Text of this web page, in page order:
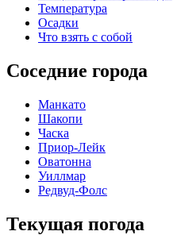
Температура
Осадки
Что взять с собой
Соседние города
Манкато
Шакопи
Часка
Приор-Лейк
Оватонна
Уиллмар
Редвуд-Фолс
Текущая погода